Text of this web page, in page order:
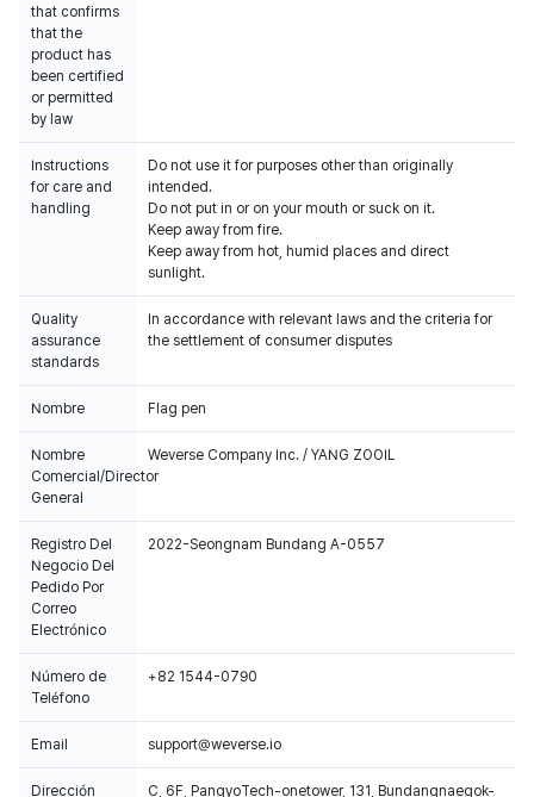
that confirms
that the
product has
been certified
or permitted
by law
Instructions
for care and
handling
Do not use it for purposes other than originally
intended.
Do not put in or on your mouth or suck on it.
Keep away from fire.
Keep away from hot, humid places and direct
sunlight.
Quality
assurance
standards
In accordance with relevant laws and the criteria for
the settlement of consumer disputes
Nombre Flag pen
Nombre
Comercial/Director
General
Weverse Company Inc. / YANG ZOOIL
Registro Del
Negocio Del
Pedido Por
Correo
Electrónico
2022-Seongnam Bundang A-0557
Número de
Teléfono
+82 1544-0790
Email support@weverse.io
Dirección
C, 6F, PangyoTech-onetower, 131, Bundangnaegok-